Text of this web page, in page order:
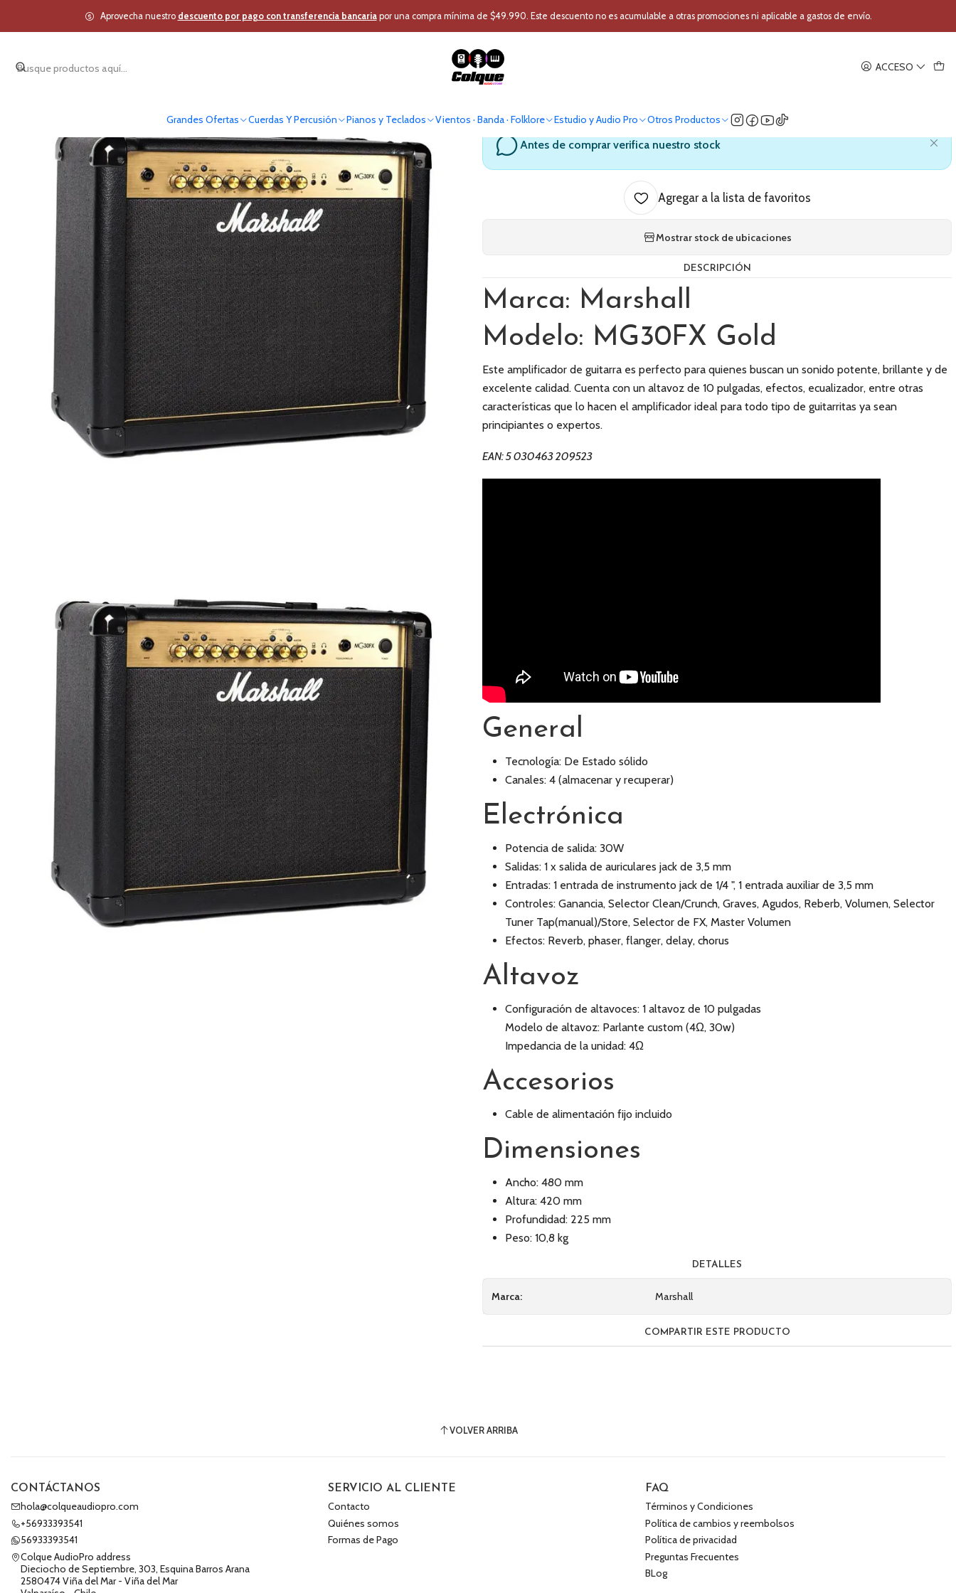
ACCESO
Grandes Ofertas Cuerdas Y Percusión Pianos y Teclados Vientos · Banda · Folklore Estudio y Audio Pro Otros Productos
Aprovecha nuestro descuento por pago con transferencia bancariapor una compra mínima de $49.990. Este descuento no es acumulable a otras promociones ni aplicable a gastos de envío.
Inicio Cuerdas Y Percusión Instrumentos Cuerda Amplificacion Guitarra Amplificador Guitarra Marshall MG30FX Gold
Amplificador Guitarra Marshall MG30FX
Antes de comprar verifica nuestro stock
Agregar a la lista de favoritos
Mostrar stock de ubicaciones
DESCRIPCIÓN
Marca: Marshall
Modelo: MG30FX Gold
Este amplificador de guitarra es perfecto para quienes buscan un sonido potente, brillante y de
excelente calidad. Cuenta con un altavoz de 10 pulgadas, efectos, ecualizador, entre otras
características que lo hacen el amplificador ideal para todo tipo de guitarritas ya sean
principiantes o expertos.
EAN: 5 030463 209523
General
Tecnología: De Estado sólido
Canales: 4 (almacenar y recuperar)
Electrónica
Potencia de salida: 30W
Salidas: 1 x salida de auriculares jack de 3,5 mm
Entradas: 1 entrada de instrumento jack de 1/4 ", 1 entrada auxiliar de 3,5 mm
Controles: Ganancia, Selector Clean/Crunch, Graves, Agudos, Reberb, Volumen, Selector
Tuner Tap(manual)/Store, Selector de FX, Master Volumen
Efectos: Reverb, phaser, flanger, delay, chorus
Altavoz
Configuración de altavoces: 1 altavoz de 10 pulgadas
Modelo de altavoz: Parlante custom (4Ω, 30w)
Impedancia de la unidad: 4Ω
Accesorios
Cable de alimentación fijo incluido
Dimensiones
Ancho: 480 mm
Altura: 420 mm
Profundidad: 225 mm
Peso: 10,8 kg
DETALLES
Marca: Marshall
COMPARTIR ESTE PRODUCTO
VOLVER ARRIBA
CONTÁCTANOS
hola@colqueaudiopro.com
+56933393541
56933393541
Colque AudioPro address
Dieciocho de Septiembre, 303, Esquina Barros Arana
2580474 Viña del Mar - Viña del Mar
SERVICIO AL CLIENTE
Contacto
Quiénes somos
Formas de Pago
FAQ
Términos y Condiciones
Política de cambios y reembolsos
Política de privacidad
Preguntas Frecuentes
BLog